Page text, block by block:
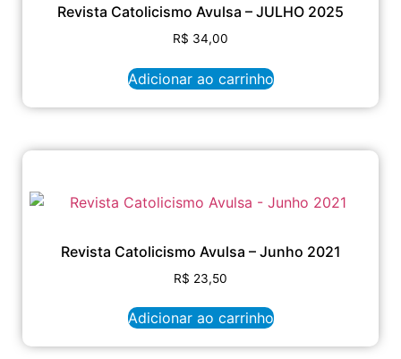
Revista Catolicismo Avulsa – JULHO 2025
R$ 34,00
Adicionar ao carrinho
Revista Catolicismo Avulsa – Junho 2021
R$ 23,50
Adicionar ao carrinho